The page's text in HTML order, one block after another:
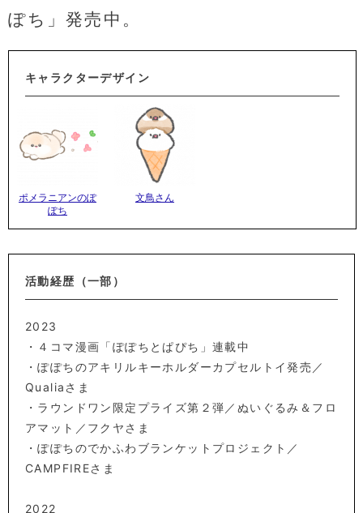
ぽち」発売中。
キャラクターデザイン
ポメラニアンのぽ
ぽち
文鳥さん
活動経歴（一部）
2023
・４コマ漫画「ぽぽちとぱぴち」連載中
・ぽぽちのアキリルキーホルダーカプセルトイ発売／
Qualiaさま
・ラウンドワン限定プライズ第２弾／ぬいぐるみ＆フロ
アマット／フクヤさま
・ぽぽちのでかふわブランケットプロジェクト／
CAMPFIREさま
2022